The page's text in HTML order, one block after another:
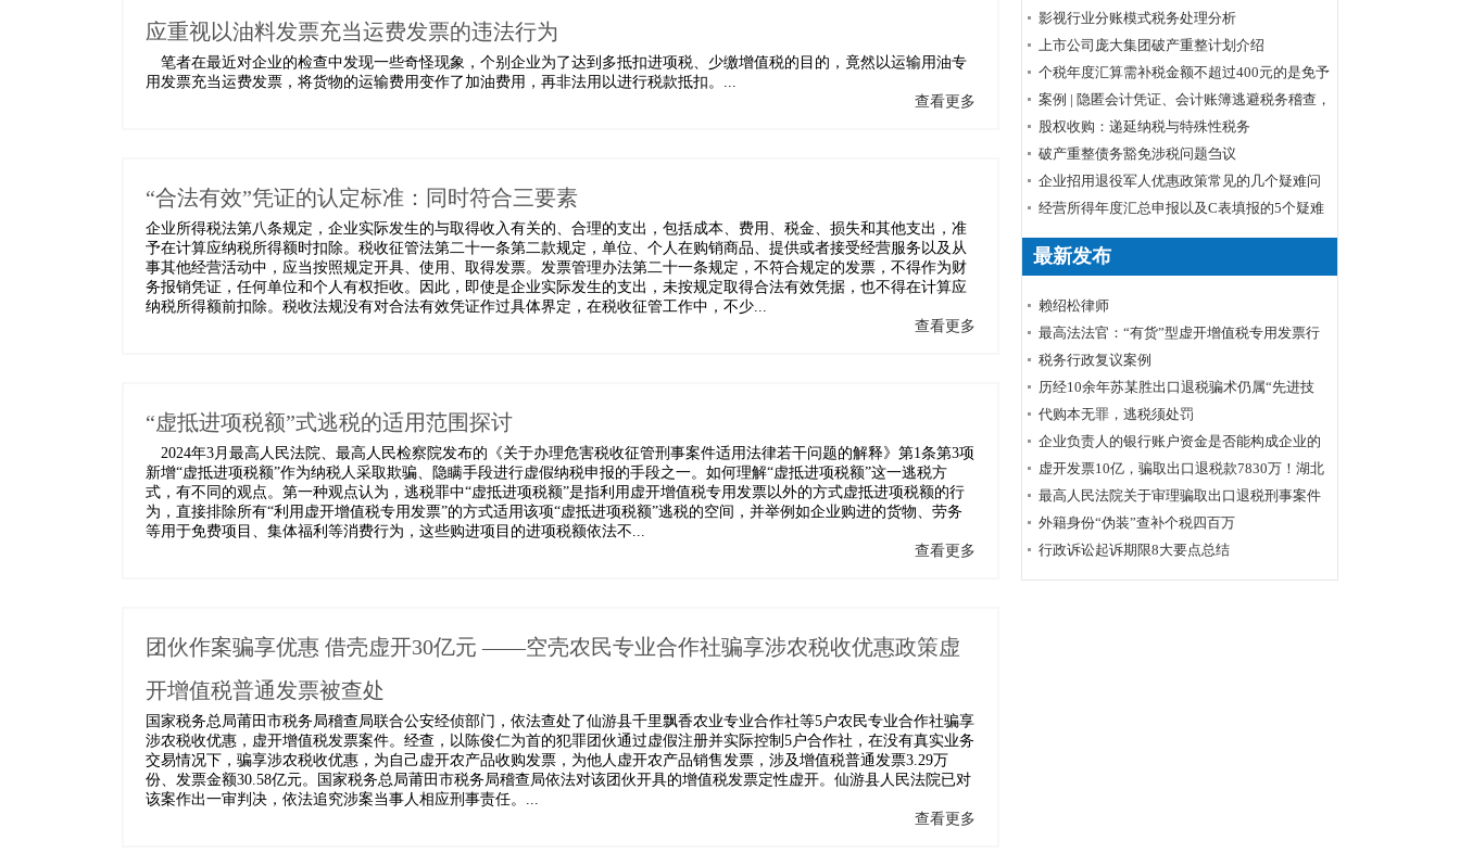
应重视以油料发票充当运费发票的违法行为
笔者在最近对企业的检查中发现一些奇怪现象，个别企业为了达到多抵扣进项税、少缴增值税的目的，竟然以运输用油专
用发票充当运费发票，将货物的运输费用变作了加油费用，再非法用以进行税款抵扣。...
查看更多
“合法有效”凭证的认定标准：同时符合三要素
企业所得税法第八条规定，企业实际发生的与取得收入有关的、合理的支出，包括成本、费用、税金、损失和其他支出，准
予在计算应纳税所得额时扣除。税收征管法第二十一条第二款规定，单位、个人在购销商品、提供或者接受经营服务以及从
事其他经营活动中，应当按照规定开具、使用、取得发票。发票管理办法第二十一条规定，不符合规定的发票，不得作为财
务报销凭证，任何单位和个人有权拒收。因此，即使是企业实际发生的支出，未按规定取得合法有效凭据，也不得在计算应
纳税所得额前扣除。税收法规没有对合法有效凭证作过具体界定，在税收征管工作中，不少...
查看更多
“虚抵进项税额”式逃税的适用范围探讨
2024年3月最高人民法院、最高人民检察院发布的《关于办理危害税收征管刑事案件适用法律若干问题的解释》第1条第3项
新增“虚抵进项税额”作为纳税人采取欺骗、隐瞒手段进行虚假纳税申报的手段之一。如何理解“虚抵进项税额”这一逃税方
式，有不同的观点。第一种观点认为，逃税罪中“虚抵进项税额”是指利用虚开增值税专用发票以外的方式虚抵进项税额的行
为，直接排除所有“利用虚开增值税专用发票”的方式适用该项“虚抵进项税额”逃税的空间，并举例如企业购进的货物、劳务
等用于免费项目、集体福利等消费行为，这些购进项目的进项税额依法不...
查看更多
团伙作案骗享优惠 借壳虚开30亿元 ——空壳农民专业合作社骗享涉农税收优惠政策虚
开增值税普通发票被查处
国家税务总局莆田市税务局稽查局联合公安经侦部门，依法查处了仙游县千里飘香农业专业合作社等5户农民专业合作社骗享
涉农税收优惠，虚开增值税发票案件。经查，以陈俊仁为首的犯罪团伙通过虚假注册并实际控制5户合作社，在没有真实业务
交易情况下，骗享涉农税收优惠，为自己虚开农产品收购发票，为他人虚开农产品销售发票，涉及增值税普通发票3.29万
份、发票金额30.58亿元。国家税务总局莆田市税务局稽查局依法对该团伙开具的增值税发票定性虚开。仙游县人民法院已对
该案作出一审判决，依法追究涉案当事人相应刑事责任。...
查看更多
影视行业分账模式税务处理分析
上市公司庞大集团破产重整计划介绍
个税年度汇算需补税金额不超过400元的是免予
申报还是免予补缴
案例 | 隐匿会计凭证、会计账簿逃避税务稽查，
小心被判刑！
股权收购：递延纳税与特殊性税务
破产重整债务豁免涉税问题刍议
企业招用退役军人优惠政策常见的几个疑难问
题解答
经营所得年度汇总申报以及C表填报的5个疑难
问题
最新发布
赖绍松律师
最高法法官：“有货”型虚开增值税专用发票行
为定性
税务行政复议案例
历经10余年苏某胜出口退税骗术仍属“先进技
术”，福州国税稽查局相应的查骗方法仍非常管
用
代购本无罪，逃税须处罚
企业负责人的银行账户资金是否能构成企业的
应税收入？
虚开发票10亿，骗取出口退税款7830万！湖北
破获链条式骗税案
最高人民法院关于审理骗取出口退税刑事案件
具体应用法律若干问题的解释辑
外籍身份“伪装”查补个税四百万
行政诉讼起诉期限8大要点总结